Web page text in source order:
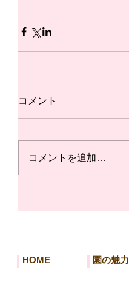
コメント
コメントを追加…
HOME 園の魅力